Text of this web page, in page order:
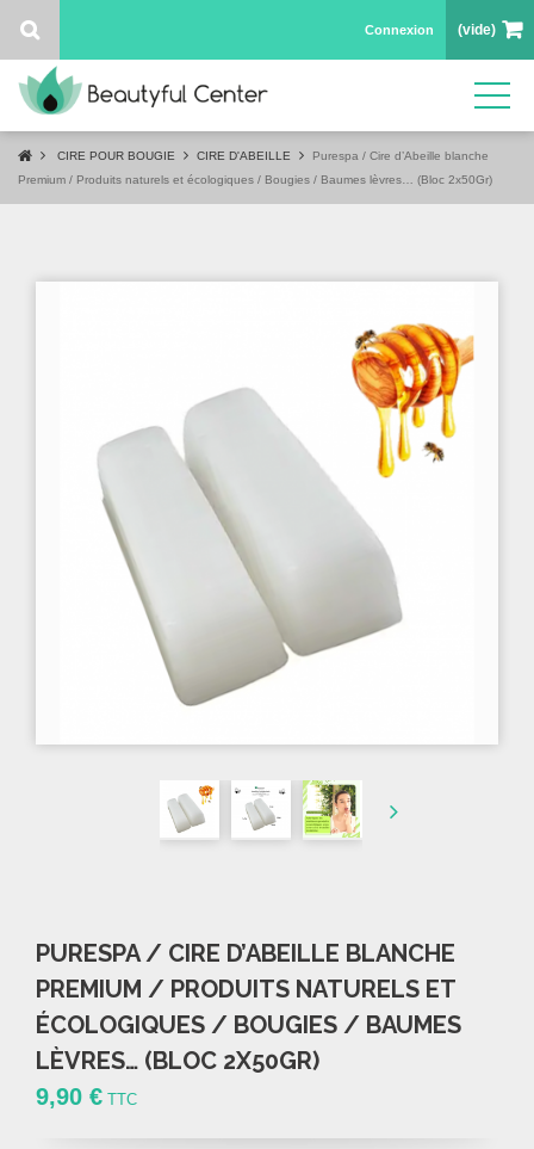
Connexion (vide)
CIRE POUR BOUGIE CIRE D'ABEILLE
Purespa / Cire d’Abeille blanche
Premium / Produits naturels et écologiques / Bougies / Baumes lèvres… (Bloc 2x50Gr)
PURESPA / CIRE D’ABEILLE BLANCHE
PREMIUM / PRODUITS NATURELS ET
ÉCOLOGIQUES / BOUGIES / BAUMES
LÈVRES… (BLOC 2X50GR)
9,90 € TTC